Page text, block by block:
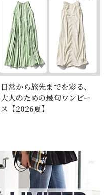
日常から旅先までを彩る、
大人のための最旬ワンピー
ス【2026夏】